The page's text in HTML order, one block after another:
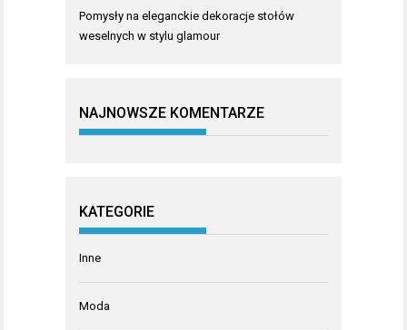
Pomysły na eleganckie dekoracje stołów
weselnych w stylu glamour
NAJNOWSZE KOMENTARZE
KATEGORIE
Inne
Moda